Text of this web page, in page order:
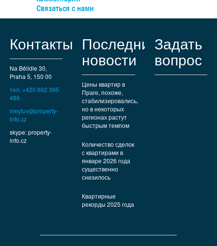
Связаться с нами
Контакты
Na Bělidle 30,
Praha 5, 150 00
тел. +420 602 395
486
meytuv@property-
info.cz
skype: property-
info.cz
Последние
новости
Цены квартир в
Праге, похоже,
стабилизировались,
но в некоторых
регионах растут
быстрым темпом
Количество сделок
с квартирами в
январе 2026 года
существенно
снизилось
Квартирные
рекорды 2025 года
Задать
вопрос